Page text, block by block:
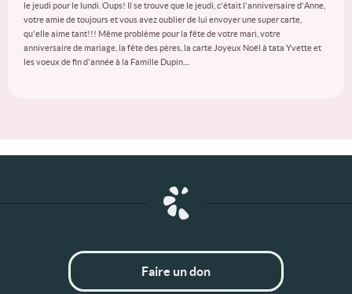
le jeudi pour le lundi. Oups! Il se trouve que le jeudi, c'était l'anniversaire d'Anne,
votre amie de toujours et vous avez oublier de lui envoyer une super carte,
qu'elle aime tant!!! Même problème pour la fête de votre mari, votre
anniversaire de mariage, la fête des pères, la carte Joyeux Noël à tata Yvette et
les voeux de fin d'année à la Famille Dupin....
Faire un don